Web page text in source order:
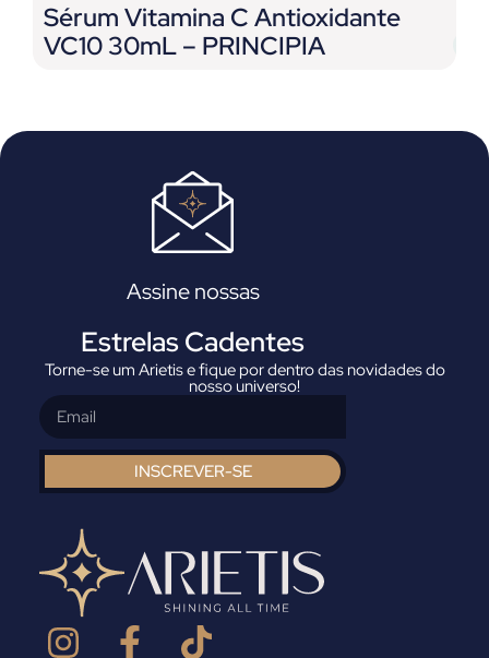
Sérum Vitamina C Antioxidante
VC10 30mL – PRINCIPIA
Assine nossas
Estrelas Cadentes
Torne-se um Arietis e fique por dentro das novidades do
nosso universo!
INSCREVER-SE